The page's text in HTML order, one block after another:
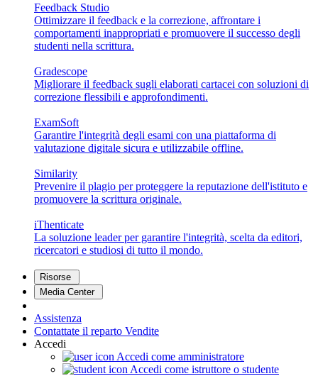
Feedback Studio
Ottimizzare il feedback e la correzione, affrontare i
comportamenti inappropriati e promuovere il successo degli
studenti nella scrittura.
Gradescope
Migliorare il feedback sugli elaborati cartacei con soluzioni di
correzione flessibili e approfondimenti.
ExamSoft
Garantire l'integrità degli esami con una piattaforma di
valutazione digitale sicura e utilizzabile offline.
Similarity
Prevenire il plagio per proteggere la reputazione dell'istituto e
promuovere la scrittura originale.
iThenticate
La soluzione leader per garantire l'integrità, scelta da editori,
ricercatori e studiosi di tutto il mondo.
Risorse
Media Center
Assistenza
Contattate il reparto Vendite
Accedi
Accedi come amministratore
Accedi come istruttore o studente